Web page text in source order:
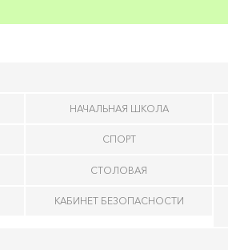
НАЧАЛЬНАЯ ШКОЛА
СПОРТ
СТОЛОВАЯ
КАБИНЕТ БЕЗОПАСНОСТИ